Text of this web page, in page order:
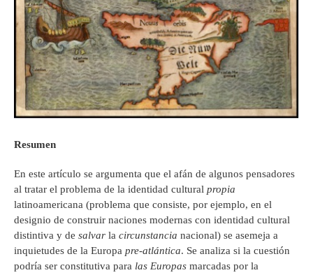
Resumen
En este artículo se argumenta que el afán de algunos pensadores
al tratar el problema de la identidad cultural propia
latinoamericana (problema que consiste, por ejemplo, en el
designio de construir naciones modernas con identidad cultural
distintiva y de salvar la circunstancia nacional) se asemeja a
inquietudes de la Europa pre-atlántica. Se analiza si la cuestión
podría ser constitutiva para las Europas marcadas por la